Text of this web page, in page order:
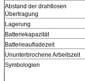
Abstand der drahtlosen
Übertragung
Lagerung
Batteriekapazität
Batterieaufladezeit
Ununterbrochene Arbeitszeit
Symbologien